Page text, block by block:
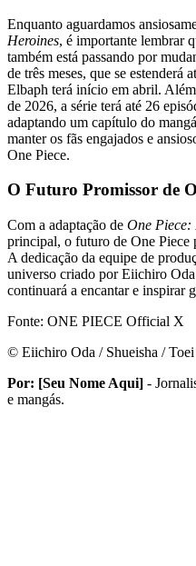
Enquanto aguardamos
Heroines, é importante lembrar
também está passando por
de três meses, que se estenderá
Elbaph terá início em abril.
de 2026, a série terá até 26
adaptando um capítulo do
manter os fãs engajados e
One Piece.
O Futuro Promissor de
Com a adaptação de One Piece:
principal, o futuro de One Piece
A dedicação da equipe de
universo criado por Eiichiro
continuará a encantar e inspirar
Fonte: ONE PIECE Official X
© Eiichiro Oda / Shueisha /
Por: [Seu Nome Aqui] -
e mangás.